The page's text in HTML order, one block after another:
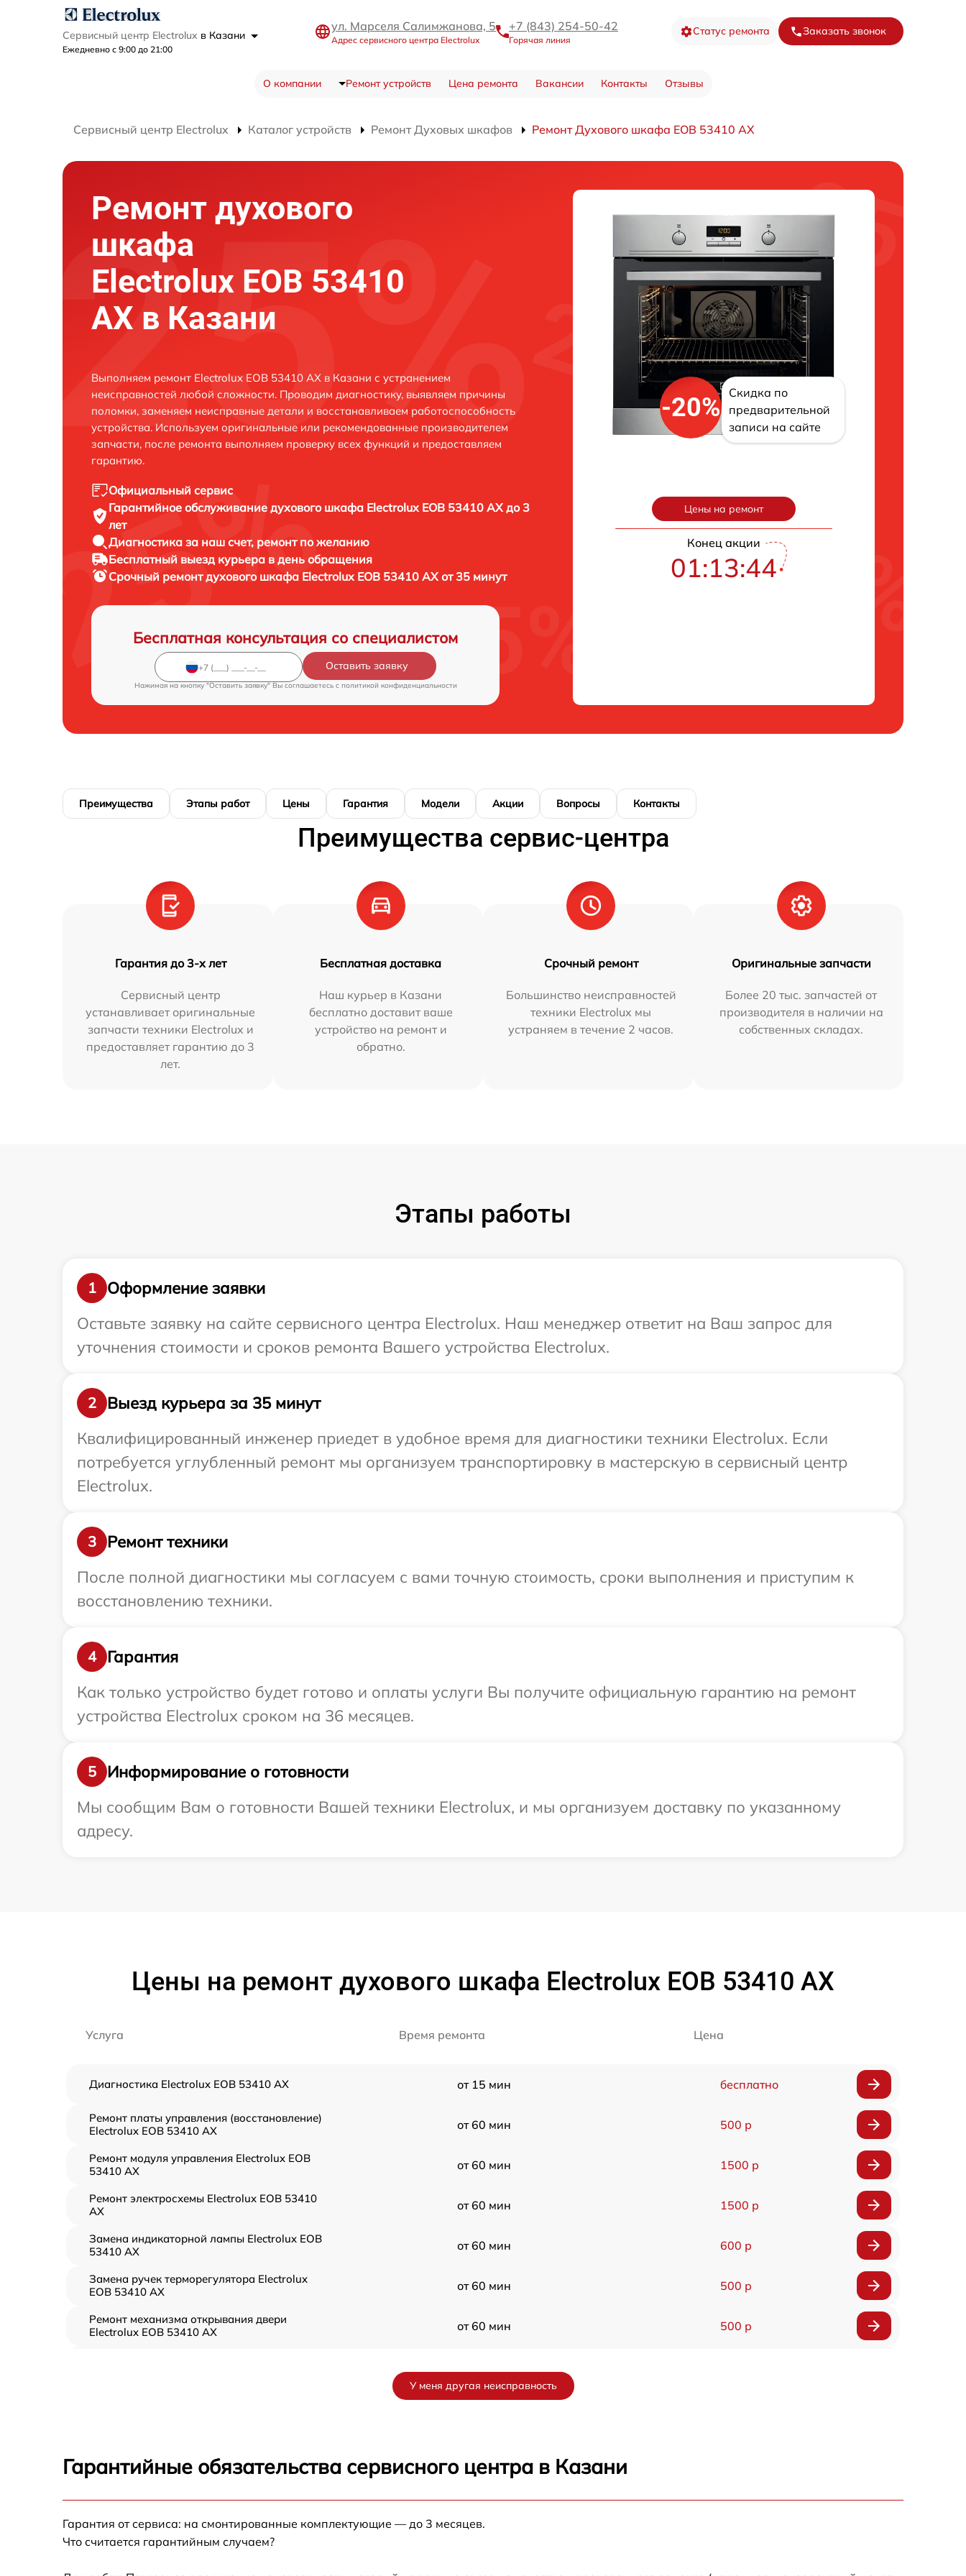
Сервисный центр Electrolux в Казани
Ежедневно с 9:00 до 21:00
ул. Марселя Салимжанова, 5
Адрес сервисного центра Electrolux
+7 (843) 254-50-42
Горячая линия
Статус ремонта Заказать звонок
О компании Ремонт устройств Цена ремонта Вакансии Контакты Отзывы
Сервисный центр Electrolux Каталог устройств Ремонт Духовых шкафов Ремонт Духового шкафа EOB 53410 AX
Ремонт духового
шкафа
Electrolux EOB 53410
AX в Казани
Выполняем ремонт Electrolux EOB 53410 AX в Казани с устранением
неисправностей любой сложности. Проводим диагностику, выявляем причины
поломки, заменяем неисправные детали и восстанавливаем работоспособность
устройства. Используем оригинальные или рекомендованные производителем
запчасти, после ремонта выполняем проверку всех функций и предоставляем
гарантию.
Официальный сервис
Гарантийное обслуживание духового шкафа Electrolux EOB 53410 AX до 3
лет
Диагностика за наш счет, ремонт по желанию
Бесплатный выезд курьера в день обращения
Срочный ремонтдухового шкафа Electrolux EOB 53410 AX от 35 минут
Бесплатная консультация со специалистом
Оставить заявку
Нажимая на кнопку "Оставить заявку" Вы соглашаетесь c политикой конфиденциальности
-20%
Скидка по
предварительной
записи на сайте
Цены на ремонт
Конец акции
01:13:43
Преимущества Этапы работ Цены Гарантия Модели Акции Вопросы Контакты
Преимущества сервис-центра
Гарантия до 3-х лет
Сервисный центр
устанавливает оригинальные
запчасти техники Electrolux и
предоставляет гарантию до 3
лет.
Бесплатная доставка
Наш курьер в Казани
бесплатно доставит ваше
устройство на ремонт и
обратно.
Срочный ремонт
Большинство неисправностей
техники Electrolux мы
устраняем в течение 2 часов.
Оригинальные запчасти
Более 20 тыс. запчастей от
производителя в наличии на
собственных складах.
Этапы работы
1
Оформление заявки
Оставьте заявку на сайте сервисного центра Electrolux. Наш менеджер ответит на Ваш запрос для
уточнения стоимости и сроков ремонта Вашего устройства Electrolux.
2
Выезд курьера за 35 минут
Квалифицированный инженер приедет в удобное время для диагностики техники Electrolux. Если
потребуется углубленный ремонт мы организуем транспортировку в мастерскую в сервисный центр
Electrolux.
3
Ремонт техники
После полной диагностики мы согласуем с вами точную стоимость, сроки выполнения и приступим к
восстановлению техники.
4
Гарантия
Как только устройство будет готово и оплаты услуги Вы получите официальную гарантию на ремонт
устройства Electrolux сроком на 36 месяцев.
5
Информирование о готовности
Мы сообщим Вам о готовности Вашей техники Electrolux, и мы организуем доставку по указанному
адресу.
Цены на ремонт духового шкафа Electrolux EOB 53410 AX
Услуга Время ремонта Цена
Диагностика Electrolux EOB 53410 AX от 15 мин бесплатно
Ремонт платы управления (восстановление)
Electrolux EOB 53410 AX
от 60 мин 500 р
Ремонт модуля управления Electrolux EOB
53410 AX
от 60 мин 1500 р
Ремонт электросхемы Electrolux EOB 53410
AX
от 60 мин 1500 р
Замена индикаторной лампы Electrolux EOB
53410 AX
от 60 мин 600 р
Замена ручек терморегулятора Electrolux
EOB 53410 AX
от 60 мин 500 р
Ремонт механизма открывания двери
Electrolux EOB 53410 AX
от 60 мин 500 р
Замена термодатчика Electrolux EOB 53410
от 60 мин
У меня другая неисправность
Гарантийные обязательства сервисного центра в Казани
Гарантия от сервиса: на смонтированные комплектующие — до 3 месяцев.
Что считается гарантийным случаем?